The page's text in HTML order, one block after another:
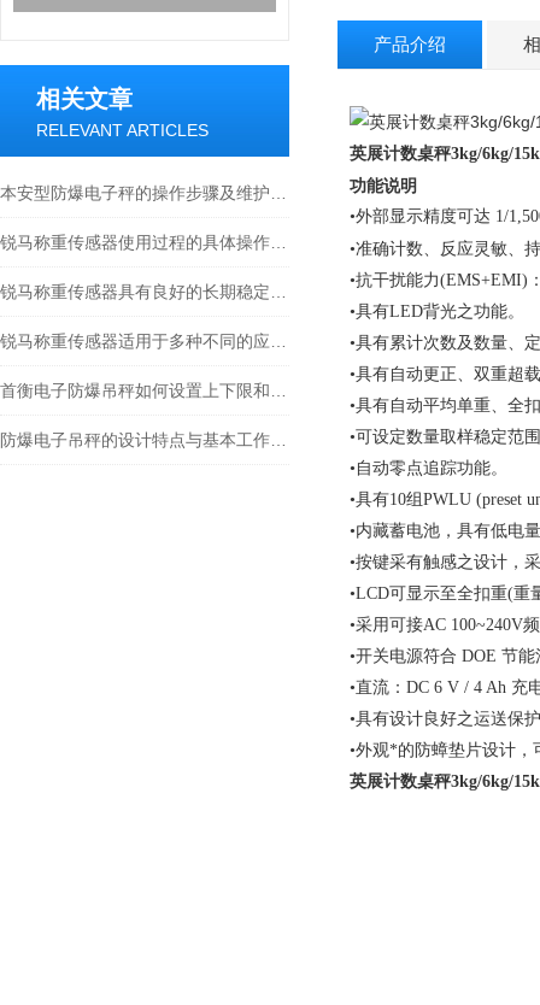
相关文章
RELEVANT ARTICLES
产品介绍
英展计数桌秤3kg/6kg/
功能说明
•外部显示精度可达 1/
•准确计数、反应灵敏、
•抗干扰能力(EMS+EMI)
•具有LED背光之功能。
•具有累计次数及数量、
•具有自动更正、双重超
•具有自动平均单重、全
•可设定数量取样稳定范
•自动零点追踪功能。
•具有10组PWLU (preset
•内藏蓄电池，具有低电
•按键采有触感之设计，
•LCD可显示至全扣重(重
•采用可接AC 100~240V
•开关电源符合 DOE 节
•直流：DC 6 V / 4 Ah 充
•具有设计良好之运送保
•外观*的防蟑垫片设计，
英展计数桌秤3kg/6kg/